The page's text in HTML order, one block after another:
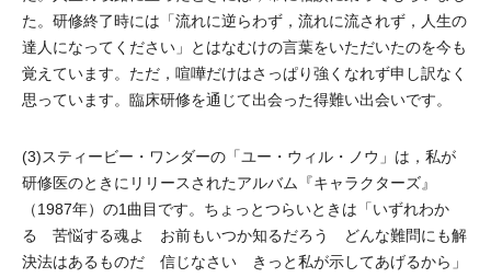
た。研修終了時には「流れに逆らわず，流れに流されず，人生の
達人になってください」とはなむけの言葉をいただいたのを今も
覚えています。ただ，喧嘩だけはさっぱり強くなれず申し訳なく
思っています。臨床研修を通じて出会った得難い出会いです。
(3)スティービー・ワンダーの「ユー・ウィル・ノウ」は，私が
研修医のときにリリースされたアルバム『キャラクターズ』
（1987年）の1曲目です。ちょっとつらいときは「いずれわか
る 苦悩する魂よ お前もいつか知るだろう どんな難問にも解
決法はあるものだ 信じなさい きっと私が示してあげるから」